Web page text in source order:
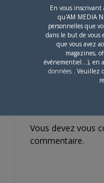
projet
Le
préfère
Cela
Vous devez vous
commentaire.
En vous inscrivant
qu'AM MEDIA
personnelles que
dans le but de vous
que vous avez
magazines,
événementiel...), en
données . Veuillez